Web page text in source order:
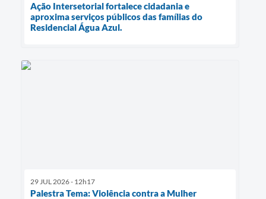
Ação Intersetorial fortalece cidadania e
aproxima serviços públicos das famílias do
Residencial Água Azul.
29 JUL 2026 - 12h17
Palestra Tema: Violência contra a Mulher